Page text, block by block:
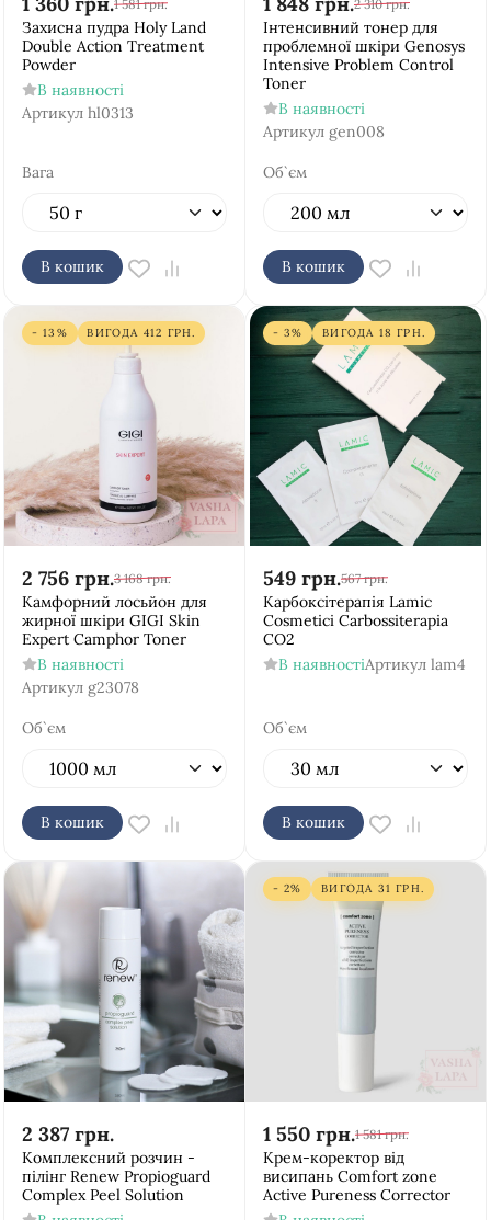
1 581 грн.
Захисна пудра Holy Land
Double Action Treatment
Powder
В наявності
Артикул hl0313
Вага
В кошик
2 310 грн.
Інтенсивний тонер для
проблемної шкіри Genosys
Intensive Problem Control
Toner
В наявності
Артикул gen008
Об`єм
В кошик
- 13% ВИГОДА 412 ГРН.
2 756 грн.3 168 грн.
Камфорний лосьйон для
жирної шкіри GIGI Skin
Expert Camphor Toner
В наявності
Артикул g23078
Об`єм
В кошик
- 3% ВИГОДА 18 ГРН.
549 грн.567 грн.
Карбоксітерапія Lamic
Cosmetici Carbossiterapia
CO2
В наявностіАртикул lam4
Об`єм
В кошик
2 387 грн.
Комплексний розчин -
пілінг Renew Propioguard
Complex Peel Solution
- 2% ВИГОДА 31 ГРН.
1 550 грн.1 581 грн.
Крем-коректор від
висипань Comfort zone
Active Pureness Corrector